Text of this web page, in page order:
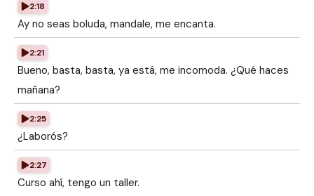
2:18
Ay no seas boluda, mandale, me encanta.
2:21
Bueno, basta, basta, ya está, me incomoda. ¿Qué haces
mañana?
2:25
¿Laborós?
2:27
Curso ahí, tengo un taller.